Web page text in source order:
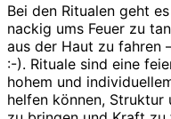
Bei den Ritualen geht
nackig ums Feuer zu
aus der Haut zu fahren
:-). Rituale sind eine
hohem und
helfen können, Struktur